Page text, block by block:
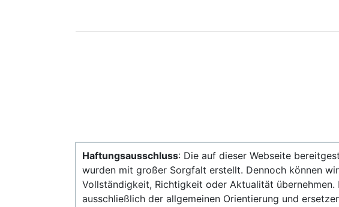
Haftungsausschluss: Die auf dieser Webseite
wurden mit großer Sorgfalt erstellt. Dennoch können
Vollständigkeit, Richtigkeit oder Aktualität übernehmen.
ausschließlich der allgemeinen Orientierung und